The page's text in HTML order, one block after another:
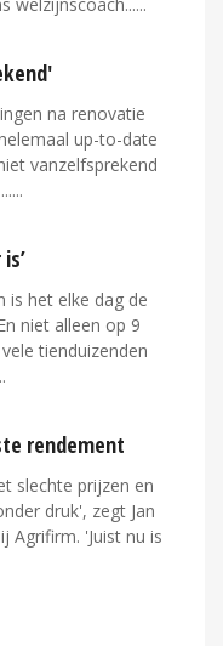
na renovatie
up-to-date
vanzelfsprekend
is het elke dag de
niet alleen op 9
tienduizenden
rendement
slechte prijzen en
druk', zegt Jan
Agrifirm. 'Juist nu is